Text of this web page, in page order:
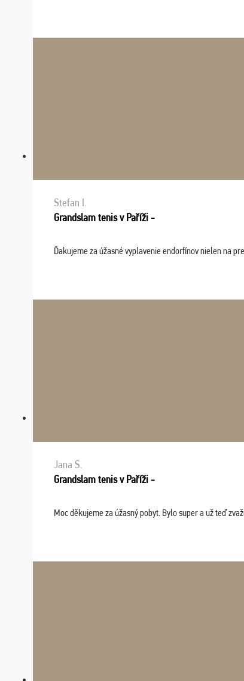
Stefan I.
Grandslam tenis v Paříži -
Ďakujeme za úžasné vyplavenie endorfínov nielen na
Jana S.
Grandslam tenis v Paříži -
Moc děkujeme za úžasný pobyt. Bylo super a už teď